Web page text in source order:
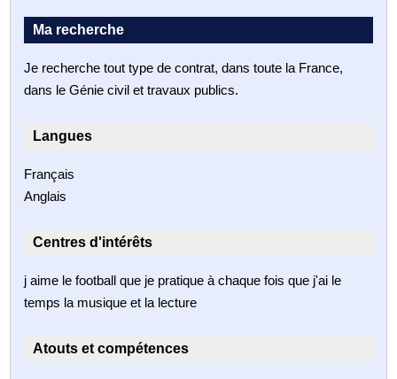
Ma recherche
Je recherche tout type de contrat, dans toute la France,
dans le Génie civil et travaux publics.
Langues
Français
Anglais
Centres d'intérêts
j aime le football que je pratique à chaque fois que j'ai le
temps la musique et la lecture
Atouts et compétences